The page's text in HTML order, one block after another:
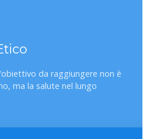
da raggiungere non è
ma la salute nel lungo